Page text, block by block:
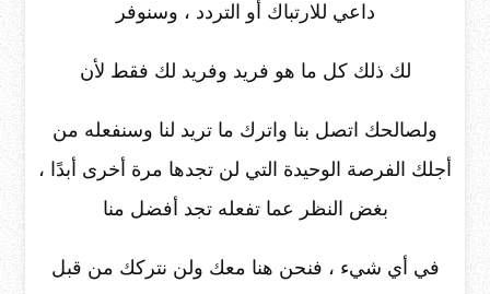
داعي للارتباك أو التردد ، وسنوفر
لك ذلك كل ما هو فريد وفريد ​​لك فقط لأن
ولصالحك اتصل بنا واترك ما تريد لنا وسنفعله من
أجلك الفرصة الوحيدة التي لن تجدها مرة أخرى أبدًا ،
بغض النظر عما تفعله تجد أفضل منا
في أي شيء ، فنحن هنا معك ولن نتركك من قبل